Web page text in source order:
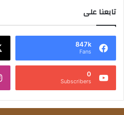
تابعنا على
847k
Fans
0
Subscribers